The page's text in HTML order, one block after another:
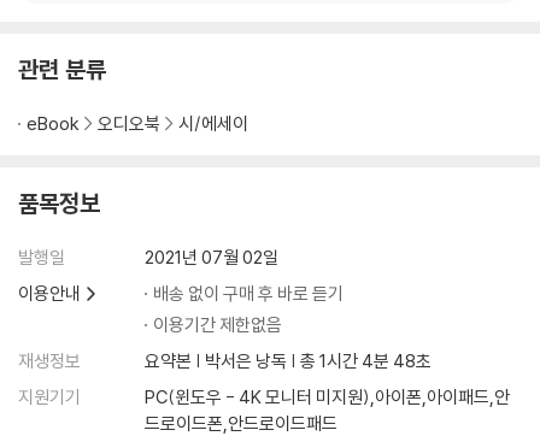
관련 분류
eBook 오디오북 시/에세이
품목정보
발행일
2021년 07월 02일
이용안내
배송 없이 구매 후 바로 듣기
이용기간 제한없음
재생정보
요약본 | 박서은 낭독 | 총 1시간 4분 48초
지원기기
PC(윈도우 - 4K 모니터 미지원),아이폰,아이패드,안
드로이드폰,안드로이드패드